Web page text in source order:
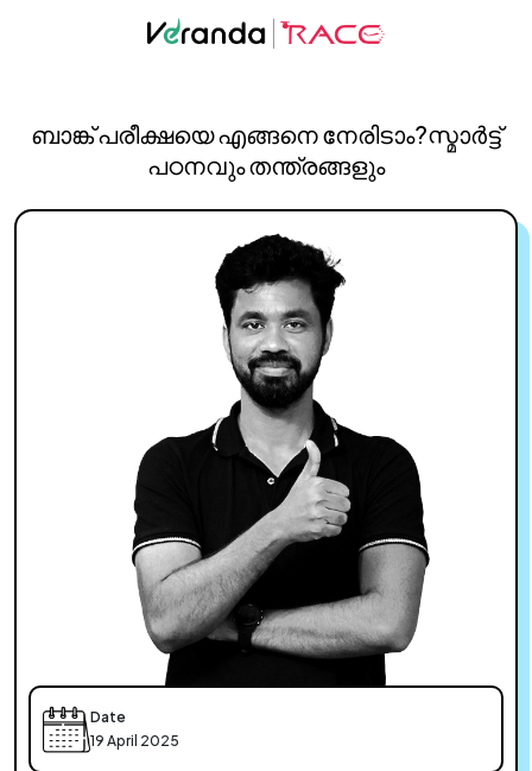
ബാങ്ക് പരീക്ഷയെ എങ്ങനെ നേരിടാം?സ്മാർട്ട്
പഠനവും തന്ത്രങ്ങളും
Date
19 April 2025